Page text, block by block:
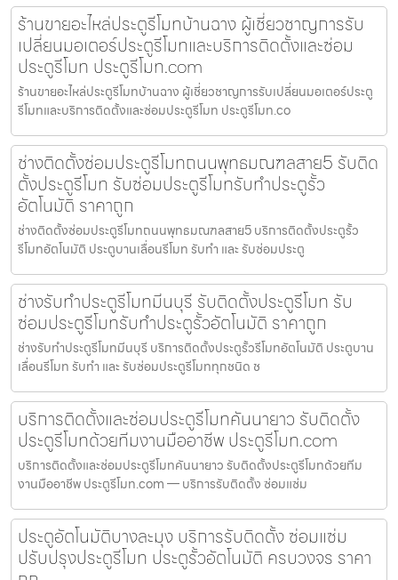
ร้านขายอะไหล่ประตูรีโมทบ้านฉาง ผู้เชี่ยวชาญการรับ
เปลี่ยนมอเตอร์ประตูรีโมทและบริการติดตั้งและซ่อม
ประตูรีโมท ประตูรีโมท.com
ร้านขายอะไหล่ประตูรีโมทบ้านฉาง ผู้เชี่ยวชาญการรับเปลี่ยนมอเตอร์ประตู
รีโมทและบริการติดตั้งและซ่อมประตูรีโมท ประตูรีโมท.co
ช่างติดตั้งซ่อมประตูรีโมทถนนพุทธมณฑลสาย5 รับติด
ตั้งประตูรีโมท รับซ่อมประตูรีโมทรับทำประตูรั้ว
อัตโนมัติ ราคาถูก
ช่างติดตั้งซ่อมประตูรีโมทถนนพุทธมณฑลสาย5 บริการติดตั้งประตูรั้ว
รีโมทอัตโนมัติ ประตูบานเลื่อนรีโมท รับทำ และ รับซ่อมประตู
ช่างรับทำประตูรีโมทมีนบุรี รับติดตั้งประตูรีโมท รับ
ซ่อมประตูรีโมทรับทำประตูรั้วอัตโนมัติ ราคาถูก
ช่างรับทำประตูรีโมทมีนบุรี บริการติดตั้งประตูรั้วรีโมทอัตโนมัติ ประตูบาน
เลื่อนรีโมท รับทำ และ รับซ่อมประตูรีโมททุกชนิด ช
บริการติดตั้งและซ่อมประตูรีโมทคันนายาว รับติดตั้ง
ประตูรีโมทด้วยทีมงานมืออาชีพ ประตูรีโมท.com
บริการติดตั้งและซ่อมประตูรีโมทคันนายาว รับติดตั้งประตูรีโมทด้วยทีม
งานมืออาชีพ ประตูรีโมท.com — บริการรับติดตั้ง ซ่อมแซ่ม
ประตูอัตโนมัติบางละมุง บริการรับติดตั้ง ซ่อมแซ่ม
ปรับปรุงประตูรีโมท ประตูรั้วอัตโนมัติ ครบวงจร ราคา